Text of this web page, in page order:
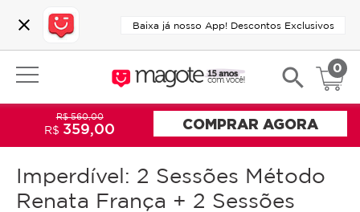
close Baixa já nosso App! Descontos Exclusivos
search 0
Imperdível: 2 Sessões Método
Renata França + 2 Sessões
R$ 560,00
R$ 359,00 COMPRAR AGORA